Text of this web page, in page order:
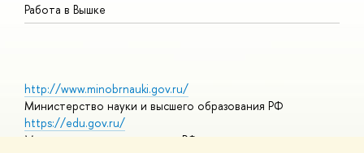
Работа в Вышке
http://www.minobrnauki.gov.ru/
Министерство науки и высшего образования РФ
https://edu.gov.ru/
Министерство просвещения РФ